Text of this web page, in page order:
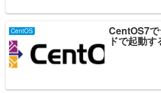
CentOS CentOS7
ドで起動す